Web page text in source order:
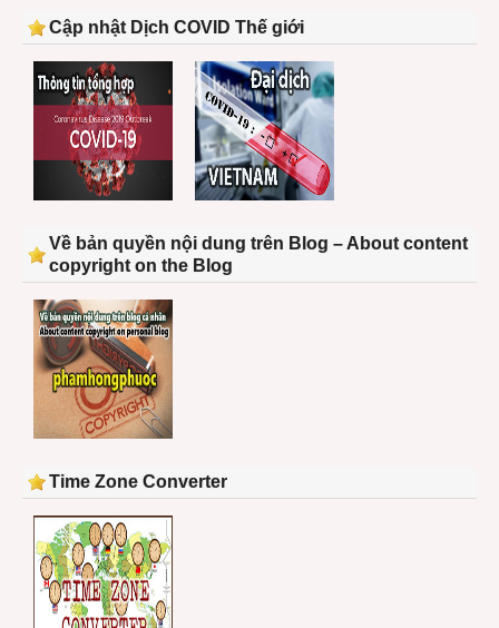
Cập nhật Dịch COVID Thế giới
Về bản quyền nội dung trên Blog – About content
copyright on the Blog
Time Zone Converter